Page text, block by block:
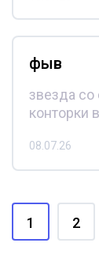
фыв
звезда со
конторки
08.07.26
1 2